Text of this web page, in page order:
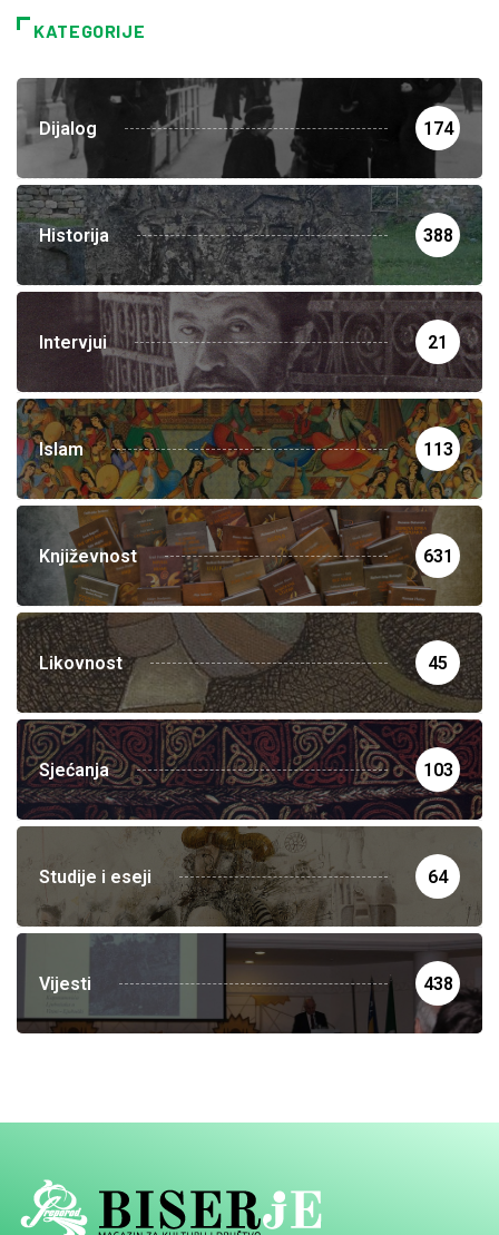
KATEGORIJE
Dijalog 174
Historija 388
Intervjui 21
Islam 113
Književnost 631
Likovnost 45
Sjećanja 103
Studije i eseji 64
Vijesti 438